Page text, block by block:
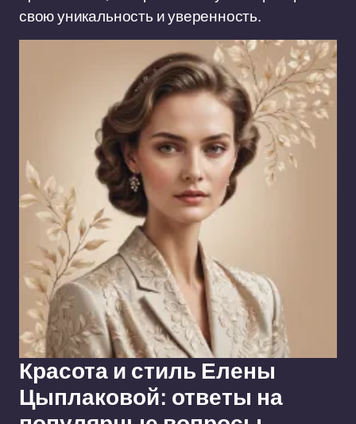
свою уникальность и уверенность.
Красота и стиль Елены
Цыплаковой: ответы на